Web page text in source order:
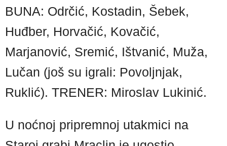
BUNA: Odrčić, Kostadin, Šebek,
Huđber, Horvačić, Kovačić,
Marjanović, Sremić, Ištvanić, Muža,
Lučan (još su igrali: Povoljnjak,
Ruklić). TRENER: Miroslav Lukinić.
U noćnoj pripremnoj utakmici na